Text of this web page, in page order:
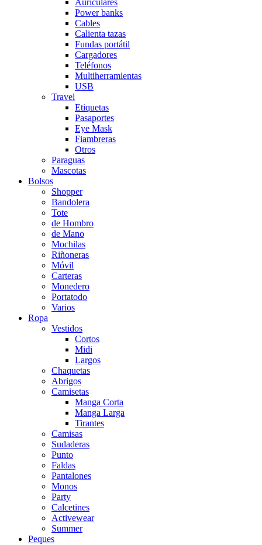
Power banks
Cables
Calienta tazas
Fundas portátil
Cargadores
Teléfonos
Multiherramientas
USB
Travel
Etiquetas
Pasaportes
Eye Mask
Fiambreras
Otros
Paraguas
Mascotas
Bolsos
Shopper
Bandolera
Tote
de Hombro
de Mano
Mochilas
Riñoneras
Móvil
Carteras
Monedero
Portatodo
Varios
Ropa
Vestidos
Cortos
Midi
Largos
Chaquetas
Abrigos
Camisetas
Manga Corta
Manga Larga
Tirantes
Camisas
Sudaderas
Punto
Faldas
Pantalones
Monos
Party
Calcetines
Activewear
Summer
Peques